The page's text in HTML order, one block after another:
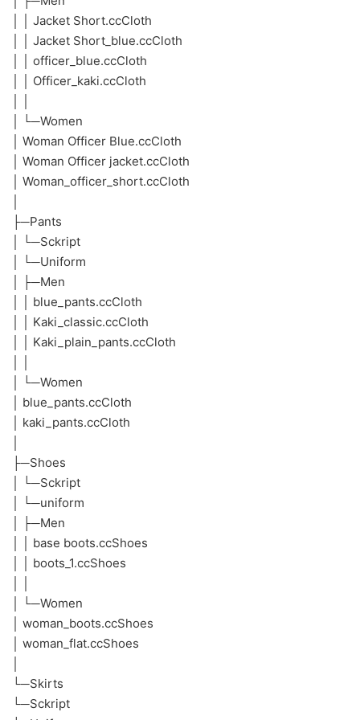
│ │ Jacket Short.ccCloth
│ │ Jacket Short_blue.ccCloth
│ │ officer_blue.ccCloth
│ │ Officer_kaki.ccCloth
│ └─Women
│ Woman Officer Blue.ccCloth
│ Woman Officer jacket.ccCloth
│ Woman_officer_short.ccCloth
├─Pants
│ └─Sckript
│ └─Uniform
│ ├─Men
│ │ blue_pants.ccCloth
│ │ Kaki_classic.ccCloth
│ │ Kaki_plain_pants.ccCloth
│ └─Women
│ blue_pants.ccCloth
│ kaki_pants.ccCloth
├─Shoes
│ └─Sckript
│ └─uniform
│ ├─Men
│ │ base boots.ccShoes
│ │ boots_1.ccShoes
│ └─Women
│ woman_boots.ccShoes
│ woman_flat.ccShoes
└─Skirts
└─Sckript